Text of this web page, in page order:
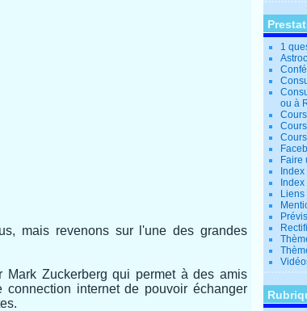
mais revenons sur l'une des grandes
Zuckerberg qui permet à des amis
internet de pouvoir échanger
1
ou à
Faire
Liens